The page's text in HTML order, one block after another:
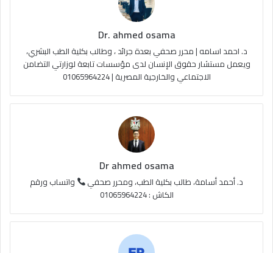
e
ا
م
ل
م
و
ق
ع
R
S
S
Dr. ahmed osama
د. احمد اسامه | محرر صحفي بعدة جرائد ، وطالب بكلية الطب البشري،
ويعمل مستشار حقوق الإنسان لدى مؤسسات تابعة لوزارتي التضامن
الاجتماعي والخارجية المصرية | 01065964224
Dr ahmed osama
د. أحمد أسامة، طالب بكلية الطب، ومحرر صحفي
واتساب ورقم
الكاش : 01065964224